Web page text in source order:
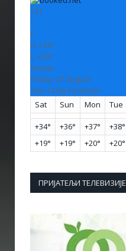
+31
°
C
H: +33°
L: +20°
Vranje
Friday, 07 August
See 7-Day Forecast
Sat
Sun Mon Tue
+34° +36° +37° +38°
+19° +19° +20° +20°
ПРИЈАТЕЉИ ТЕЛЕВИЗИЈЕ